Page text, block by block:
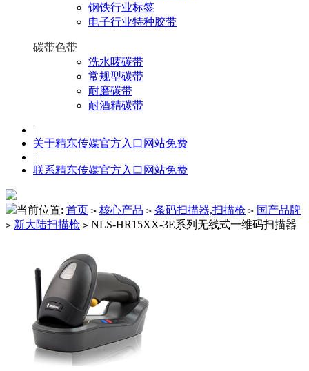
钢铁行业标签
电子行业特种胶带
碳带色带
洗水唛碳带
常规型碳带
耐磨碳带
耐酒精碳带
|
关于精东传媒官方入口网站免费
|
联系精东传媒官方入口网站免费
当前位置: 首页 > 核心产品 > 条码扫描器,扫描枪 > 国产品牌
> 新大陆扫描枪 > NLS-HR15XX-3E系列无线式一维码扫描器